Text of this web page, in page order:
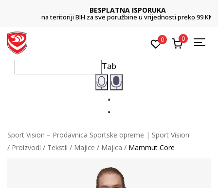
BESPLATNA ISPORUKA
na teritoriji BIH za sve poružbine u vrijednosti preko 99 KM
0 0
Tab
Sport Vision – Prodavnica Sportske opreme | Sport Vision
Proizvodi
Tekstil Majice Majica Mammut Core